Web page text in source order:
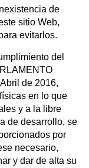
de
sitio Web,
evitarlos.
del
de 2016,
en lo que
y a la libre
de desarrollo, se
por
necesario,
y dar de alta su